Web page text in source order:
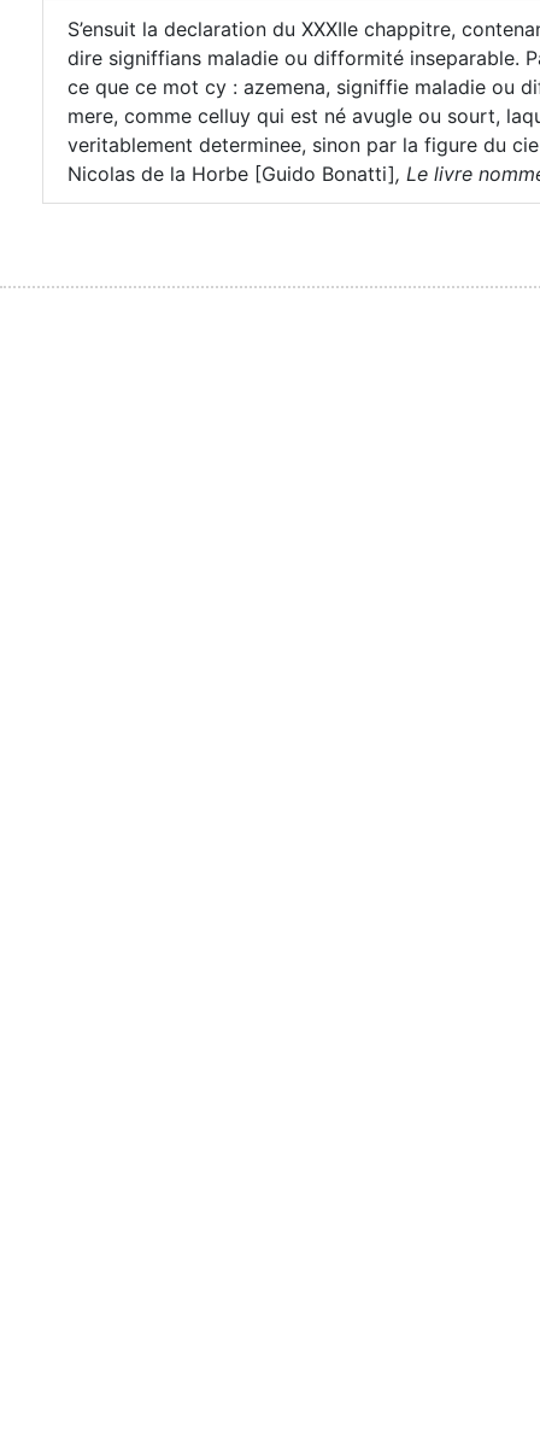
S’ensuit la declaration du XXXIIe chappitre,
dire signiffians maladie ou difformité inseparable.
ce que ce mot cy : azemena, signiffie maladie ou
mere, comme celluy qui est né avugle ou sourt,
veritablement determinee, sinon par la figure du
Nicolas de la Horbe [Guido Bonatti], Le livre